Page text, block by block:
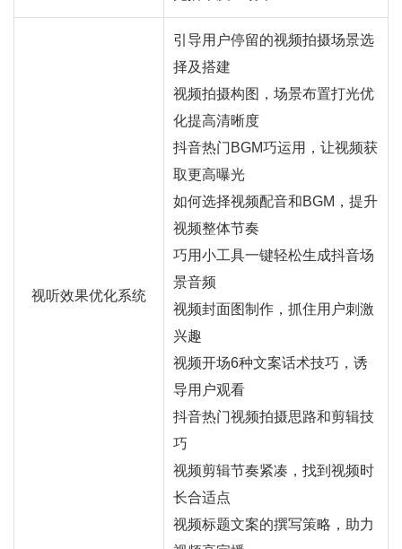
视听效果优化系统
引导用户停留的视频拍摄场景选
择及搭建
视频拍摄构图，场景布置打光优
化提高清晰度
抖音热门BGM巧运用，让视频获
取更高曝光
如何选择视频配音和BGM，提升
视频整体节奏
巧用小工具一键轻松生成抖音场
景音频
视频封面图制作，抓住用户刺激
兴趣
视频开场6种文案话术技巧，诱
导用户观看
抖音热门视频拍摄思路和剪辑技
巧
视频剪辑节奏紧凑，找到视频时
长合适点
视频标题文案的撰写策略，助力